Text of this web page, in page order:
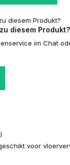
diesem Produkt?
im Chat
voor